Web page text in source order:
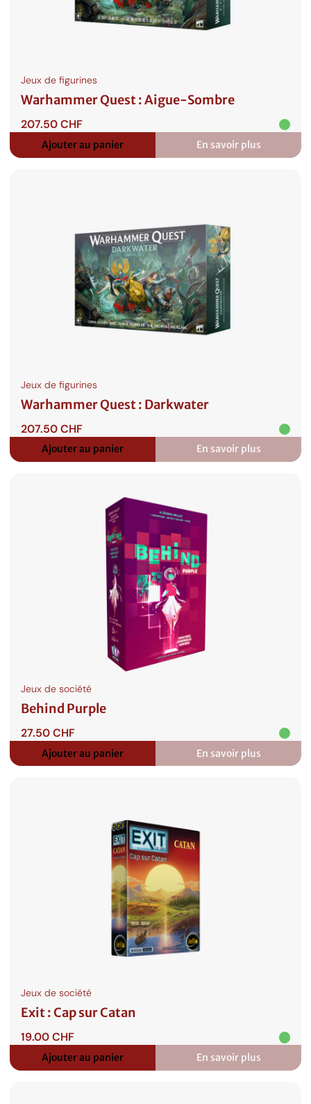
Jeux de figurines
Warhammer Quest : Aigue-Sombre
207.50CHF
Ajouter au panier En savoir plus
:
Warhammer
Jeux de figurines
Warhammer Quest : Darkwater
207.50CHF
Ajouter au panier En savoir plus
:
Warhammer
Jeux de société
Behind Purple
27.50CHF
Ajouter au panier En savoir plus
:
Behind
Jeux de société
Exit : Cap sur Catan
19.00CHF
Ajouter au panier En savoir plus
:
Exit